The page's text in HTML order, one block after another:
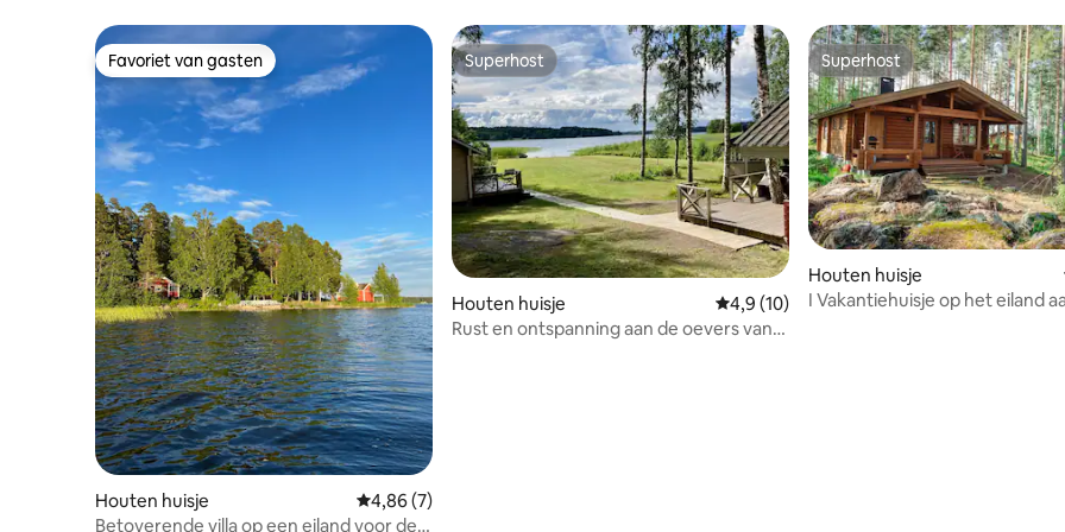
Favoriet van gasten
Favoriet van gasten
Houten huisje Gemiddelde beoordeling van 4,86 op 5, 7 recensies
4,86 (7)
Betoverende villa op een eiland voor de
Superhost
Superhost
Houten huisje Gemiddelde beoordeling van 4,9 op 5, 10
4,9 (10)
Rust en ontspanning aan de oevers van
Superhost
Superhost
Houten huisje
I Vakantiehuisje op het eiland